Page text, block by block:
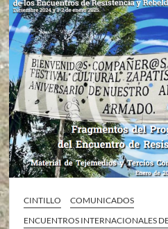
CINTILLO
COMUNICADOS
ENCUENTROS INTERNACIONALES